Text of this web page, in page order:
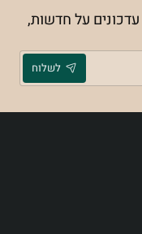
עדכונים על חדשות,
לשלוח